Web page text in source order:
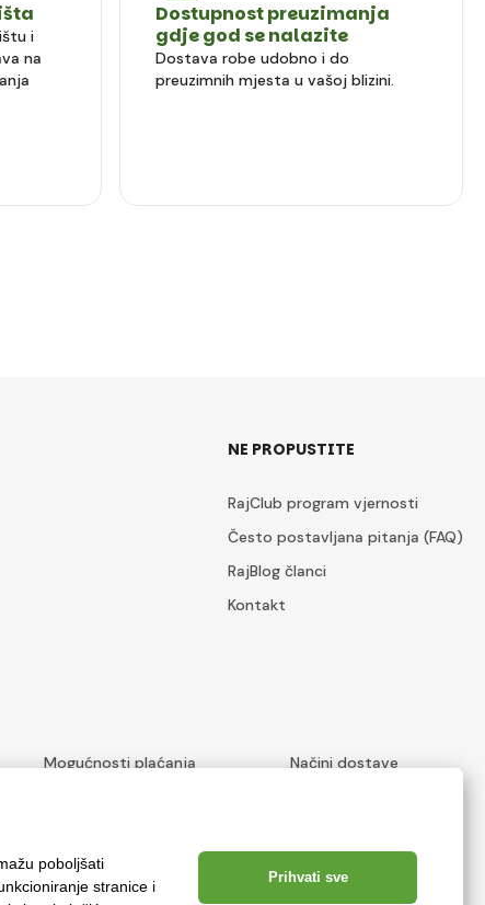
i
na
Dostupnost preuzimanja
gdje god se nalazite
Dostava robe udobno i do
preuzimnih mjesta u vašoj blizini.
NE PROPUSTITE
RajClub program vjernosti
Često postavljana pitanja (FAQ)
RajBlog članci
Kontakt
Mogućnosti plaćanja Načini dostave